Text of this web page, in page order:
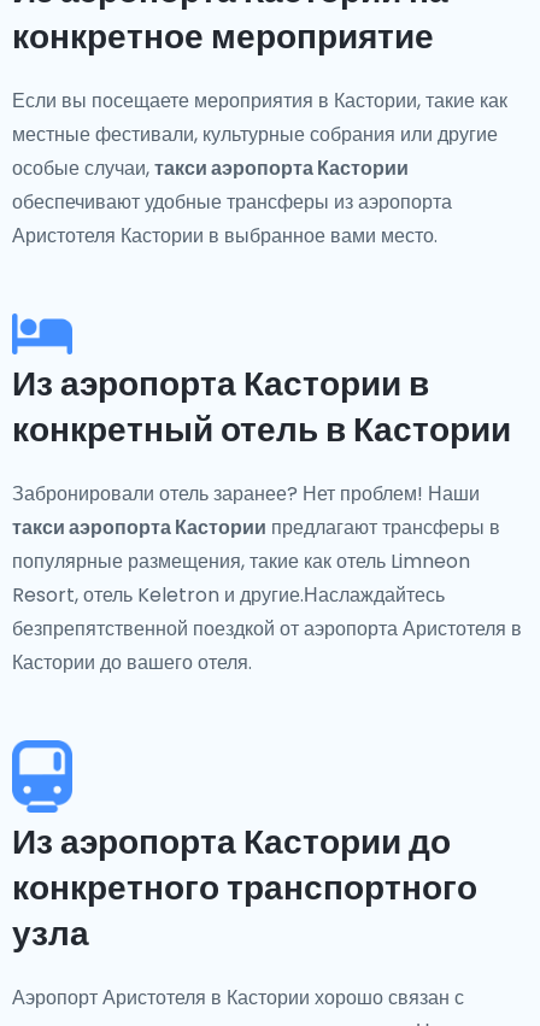
конкретное мероприятие
Если вы посещаете мероприятия в Кастории, такие как
местные фестивали, культурные собрания или другие
особые случаи,такси аэропорта Кастории
обеспечивают удобные трансферы из аэропорта
Аристотеля Кастории в выбранное вами место.
Из аэропорта Кастории в
конкретный отель в Кастории
Забронировали отель заранее? Нет проблем! Наши
такси аэропорта Кастории предлагают трансферы в
популярные размещения, такие как отель Limneon
Resort, отель Keletron и другие.Наслаждайтесь
безпрепятственной поездкой от аэропорта Аристотеля в
Кастории до вашего отеля.
Из аэропорта Кастории до
конкретного транспортного
узла
Аэропорт Аристотеля в Кастории хорошо связан с